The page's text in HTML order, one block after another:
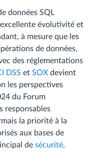
données SQL
évolutivité et
à mesure que les
de données,
des réglementations
DSS et SOX devient
les perspectives
du Forum
responsables
la priorité à la
aux bases de
de sécurité.